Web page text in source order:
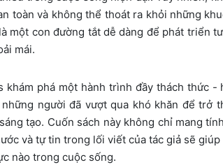
toàn và không thể thoát ra khỏi những
một con đường tắt dễ dàng để phát triển
mái.
khám phá một hành trình đầy thách thức
người đã vượt qua khó khăn để trở
tạo. Cuốn sách này không chỉ mang
và tự tin trong lối viết của tác giả sẽ
nào trong cuộc sống.